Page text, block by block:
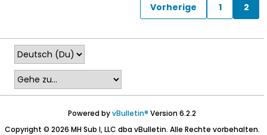
Vorherige 1 2
Powered byvBulletin® Version 6.2.2
Copyright © 2026 MH Sub I, LLC dba vBulletin. Alle Rechte vorbehalten.